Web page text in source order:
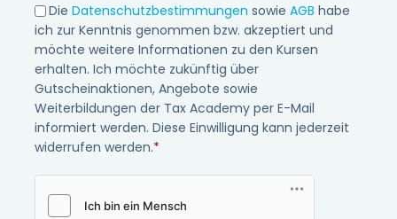
Die Datenschutzbestimmungen sowie AGB habe
ich zur Kenntnis genommen bzw. akzeptiert und
möchte weitere Informationen zu den Kursen
erhalten. Ich möchte zukünftig über
Gutscheinaktionen, Angebote sowie
Weiterbildungen der Tax Academy per E-Mail
informiert werden. Diese Einwilligung kann jederzeit
widerrufen werden.*